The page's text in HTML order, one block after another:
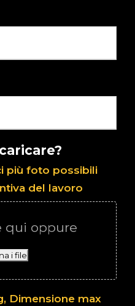
più foto possibili
del lavoro
qui oppure
i file
Dimensione max